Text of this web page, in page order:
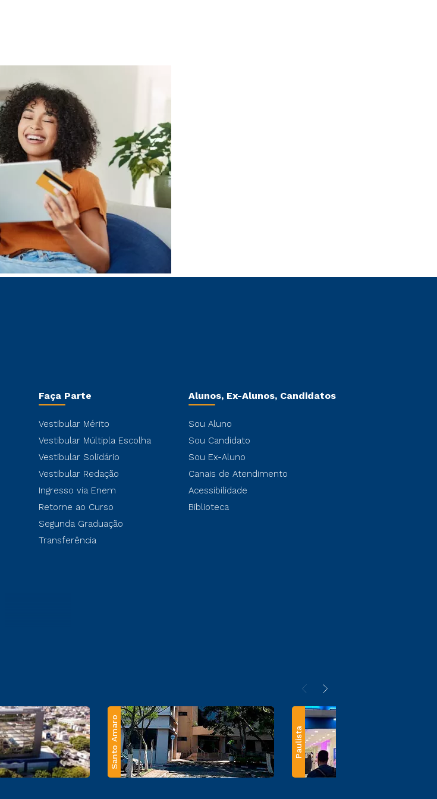
Faça Parte
Vestibular Mérito
Vestibular Múltipla Escolha
Vestibular Solidário
Vestibular Redação
Ingresso via Enem
Retorne ao Curso
Segunda Graduação
Transferência
Alunos, Ex-Alunos, Candidatos
Sou Aluno
Sou Candidato
Sou Ex-Aluno
Canais de Atendimento
Acessibilidade
Biblioteca
Santo Amaro Paulista